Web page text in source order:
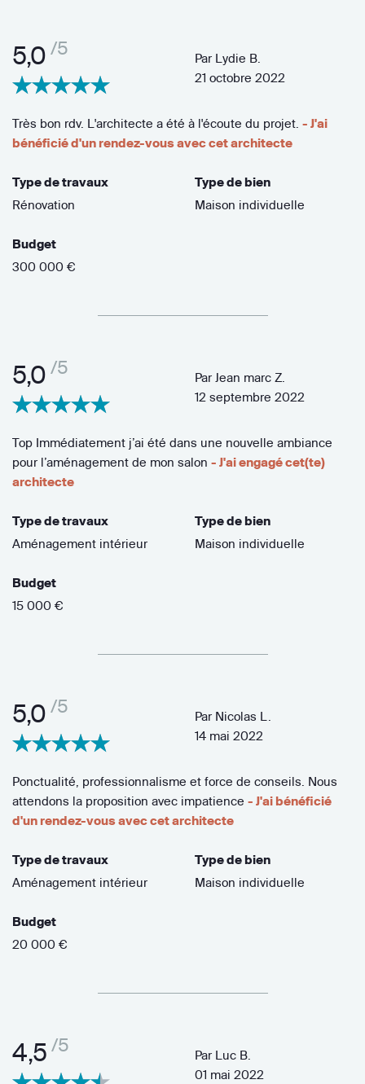
5,0 /5 Par Lydie B.
21 octobre 2022
Très bon rdv. L'architecte a été à l'écoute du projet. - J'ai
bénéficié d'un rendez-vous avec cet architecte
Type de travaux
Rénovation
Type de bien
Maison individuelle
Budget
300 000 €
5,0 /5 Par Jean marc Z.
12 septembre 2022
Top Immédiatement j’ai été dans une nouvelle ambiance
pour l’aménagement de mon salon - J'ai engagé cet(te)
architecte
Type de travaux
Aménagement intérieur
Type de bien
Maison individuelle
Budget
15 000 €
5,0 /5 Par Nicolas L.
14 mai 2022
Ponctualité, professionnalisme et force de conseils. Nous
attendons la proposition avec impatience - J'ai bénéficié
d'un rendez-vous avec cet architecte
Type de travaux
Aménagement intérieur
Type de bien
Maison individuelle
Budget
20 000 €
4,5 /5 Par Luc B.
01 mai 2022